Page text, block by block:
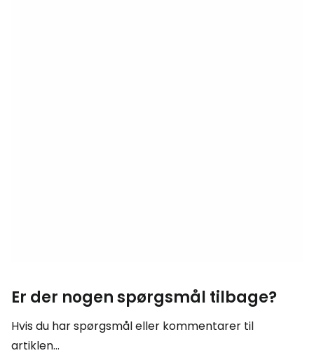
Er der nogen spørgsmål tilbage?
Hvis du har spørgsmål eller kommentarer til
artiklen...